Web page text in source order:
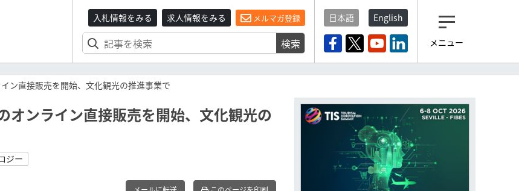
入札情報をみる 求人情報をみる メルマガ登録
検索
日本語 English
メニュー
ン直接販売を開始、文化観光の推進事業で
オンライン直接販売を開始、文化観光の
ジー
観光産業ニュース「トラベ
登録済みですよね？
もし未だ登録していないなら…
いますぐ登録する